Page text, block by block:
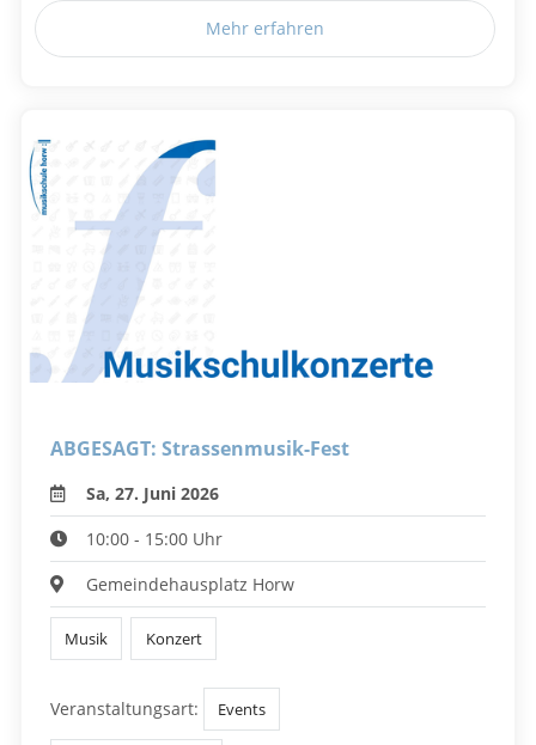
Mehr erfahren
ABGESAGT: Strassenmusik-Fest
Sa, 27. Juni 2026
10:00 - 15:00 Uhr
Gemeindehausplatz Horw
Musik Konzert
Veranstaltungsart: Events